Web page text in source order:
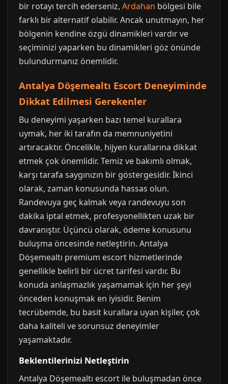
bir rotayı tercih ederseniz, Ardahan bölgesi bile
farklı bir alternatif olabilir. Ancak unutmayın, her
bölgenin kendine özgü dinamikleri vardır ve
seçiminizi yaparken bu dinamikleri göz önünde
bulundurmanız önemlidir.
Antalya Döşemealtı Escort Deneyiminde
Dikkat Edilmesi Gerekenler
Bu deneyimi yaşarken bazı temel kurallara
uymak, her iki tarafın da memnuniyetini
artıracaktır. Öncelikle, hijyen kurallarına dikkat
etmek çok önemlidir. Temiz ve bakımlı olmak,
karşı tarafa saygınızın bir göstergesidir. İkinci
olarak, zaman konusunda hassas olun.
Randevuya geç kalmak veya randevuyu son
dakika iptal etmek, profesyonellikten uzak bir
davranıştır. Üçüncü olarak, ödeme konusunu
buluşma öncesinde netleştirin. Antalya
Döşemealtı premium escort hizmetlerinde
genellikle belirli bir ücret tarifesi vardır. Bu
konuda anlaşmazlık yaşamamak için her şeyi
önceden konuşmak en iyisidir. Benim
tecrübemde, bu basit kurallara uyan kişiler, çok
daha kaliteli ve sorunsuz deneyimler
yaşamaktadır.
Beklentilerinizi Netleştirin
Antalya Döşemealtı escort ile buluşmadan önce